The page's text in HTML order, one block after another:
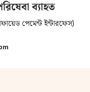
ব্যাহত
পেমেন্ট ইন্টারফেস)